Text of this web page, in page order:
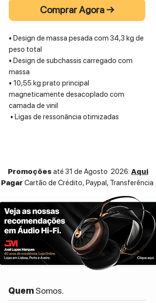
Comprar Agora →
• Design de massa pesada com 34,3 kg de
peso total
• Design de subchassis carregado com
massa
• 10,55 kg prato principal
magneticamente desacoplado com
camada de vinil
• Ligas de ressonância otimizadas
• Acionamento por correia do volante
• Sistema de controle do motor com
• Design de sistemas de áudio genuínos
Pro-Ject
• 12 “braço articulado único
• Ampla gama de possibilidades de ajuste
e escolha de contrapesos adequados
• Superfície de metal de alto brilho
dissociação da superfície
• Dimensões 570 x 250 x 470 mm (tampa
Promoções até 31 de Agosto 2026: Aqui
Pagar Cartão de Crédito, Paypal, Transferência
QuemSomos.